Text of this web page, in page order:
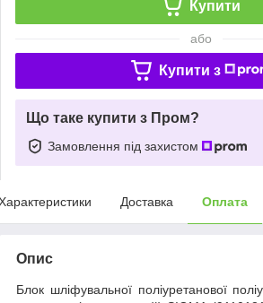
Купити
або
Купити з
Що таке купити з Пром?
Замовлення під захистом
Доставка Оплата
Опис
Блок шліфувальної поліуретанової